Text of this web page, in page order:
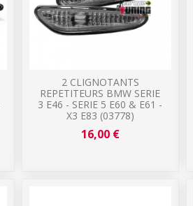
2 CLIGNOTANTS
REPETITEURS BMW SERIE
3 E46 - SERIE 5 E60 & E61 -
X3 E83 (03778)
16,00 €